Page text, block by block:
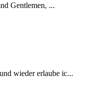
Gentlemen, ...
wieder erlaube ic...